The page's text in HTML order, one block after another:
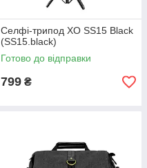
Селфі-трипод ХО SS15 Black
(SS15.black)
Готово до відправки
799 ₴